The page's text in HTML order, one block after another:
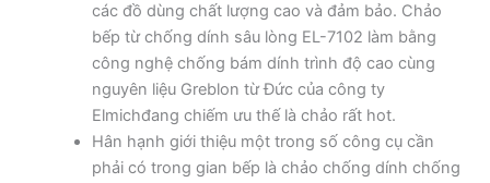
các đồ dùng chất lượng cao và đảm bảo. Chảo
bếp từ chống dính sâu lòng EL-7102 làm bằng
công nghệ chống bám dính trình độ cao cùng
nguyên liệu Greblon từ Đức của công ty
Elmichđang chiếm ưu thế là chảo rất hot.
Hân hạnh giới thiệu một trong số công cụ cần
phải có trong gian bếp là chảo chống dính chống